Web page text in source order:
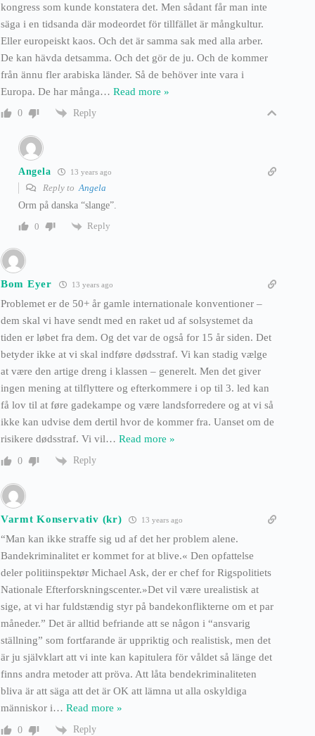
kongress som kunde konstatera det. Men sådant får man inte
säga i en tidsanda där modeordet för tillfället är mångkultur.
Eller europeiskt kaos. Och det är samma sak med alla arber.
De kan hävda detsamma. Och det gör de ju. Och de kommer
från ännu fler arabiska länder. Så de behöver inte vara i
Europa. De har många… Read more »
0 Reply
Angela 13 years ago
Reply toAngela
Orm på danska “slange”.
0
Reply
Bom Eyer 13 years ago
Problemet er de 50+ år gamle internationale konventioner –
dem skal vi have sendt med en raket ud af solsystemet da
tiden er løbet fra dem. Og det var de også for 15 år siden. Det
betyder ikke at vi skal indføre dødsstraf. Vi kan stadig vælge
at være den artige dreng i klassen – generelt. Men det giver
ingen mening at tilflyttere og efterkommere i op til 3. led kan
få lov til at føre gadekampe og være landsforredere og at vi så
ikke kan udvise dem dertil hvor de kommer fra. Uanset om de
risikere dødsstraf. Vi vil… Read more »
0 Reply
Varmt Konservativ (kr) 13 years ago
“Man kan ikke straffe sig ud af det her problem alene.
Bandekriminalitet er kommet for at blive.« Den opfattelse
deler politiinspektør Michael Ask, der er chef for Rigspolitiets
Nationale Efterforskningscenter.»Det vil være urealistisk at
sige, at vi har fuldstændig styr på bandekonflikterne om et par
måneder.” Det är alltid befriande att se någon i “ansvarig
ställning” som fortfarande är uppriktig och realistisk, men det
är ju självklart att vi inte kan kapitulera för våldet så länge det
finns andra metoder att pröva. Att låta bendekriminaliteten
bliva är att säga att det är OK att lämna ut alla oskyldiga
människor i… Read more »
0 Reply